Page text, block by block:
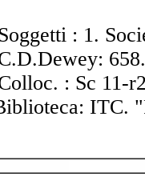
: 1.
: Sc 11-
ITC.